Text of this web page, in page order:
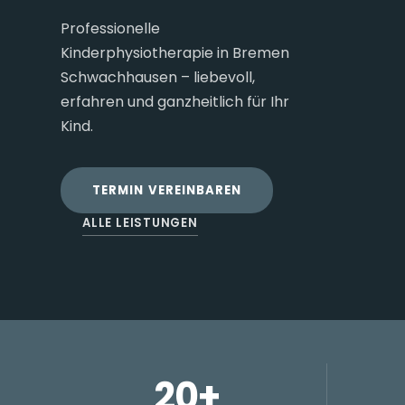
Professionelle
Kinderphysiotherapie in Bremen
Schwachhausen – liebevoll,
erfahren und ganzheitlich für Ihr
Kind.
TERMIN VEREINBAREN
ALLE LEISTUNGEN